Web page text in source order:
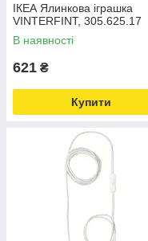
ІКЕА Ялинкова іграшка
VINTERFINT, 305.625.17
В наявності
621 ₴
Купити